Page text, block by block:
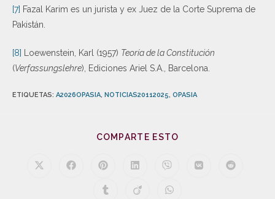
[7] Fazal Karim es un jurista y ex Juez de la Corte Suprema de
Pakistán.
[8] Loewenstein, Karl (1957) Teoría de la Constitución
(Verfassungslehre), Ediciones Ariel S.A., Barcelona.
ETIQUETAS: A2026OPASIA, NOTICIAS20112025, OPASIA
COMPARTE ESTO